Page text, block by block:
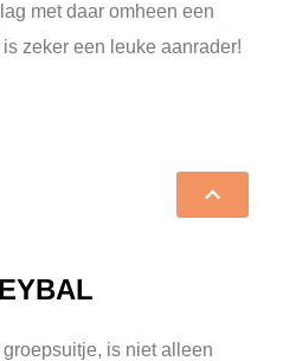
met daar omheen een
zeker een leuke aanrader!
is niet alleen